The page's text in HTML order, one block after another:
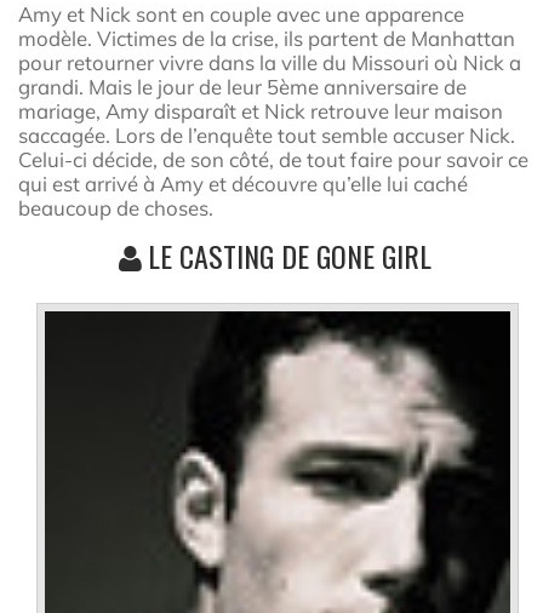
Amy et Nick sont en couple avec une apparence
modèle. Victimes de la crise, ils partent de Manhattan
pour retourner vivre dans la ville du Missouri où Nick a
grandi. Mais le jour de leur 5ème anniversaire de
mariage, Amy disparaît et Nick retrouve leur maison
saccagée. Lors de l’enquête tout semble accuser Nick.
Celui-ci décide, de son côté, de tout faire pour savoir ce
qui est arrivé à Amy et découvre qu’elle lui caché
beaucoup de choses.
LE CASTING DE GONE GIRL